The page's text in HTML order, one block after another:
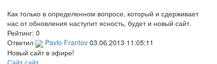
Как только в определенном вопросе, который и сдерживает
нас от обновления наступит ясность, будет и новый сайт.
Рейтинг: 0
Ответил
Pavlo Frantov 03.06.2013 11:05:11
Новый сайт в эфире!
Сайт сайт